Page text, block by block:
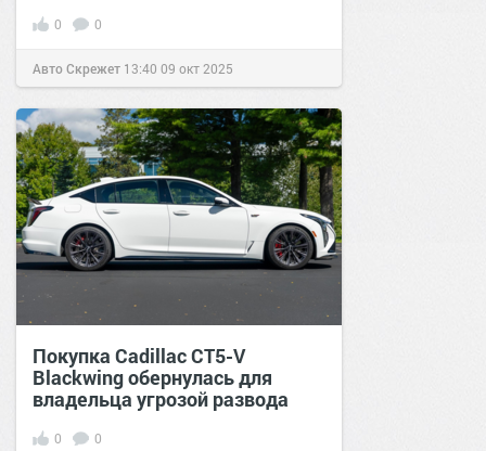
0 0
Авто Скрежет 13:40 09 окт 2025
Покупка Cadillac CT5-V
Blackwing обернулась для
владельца угрозой развода
0 0